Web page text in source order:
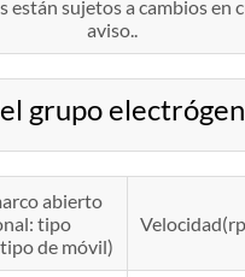
están sujetos a cambios
aviso..
grupo
abierto
tipo
de móvil)